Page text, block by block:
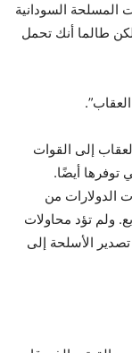
المسلحة السودانية
طالما أنك تحمل
إلى القوات
توفرها أيضًا.
الدولارات من
ولم تؤد محاولات
الأسلحة إلى